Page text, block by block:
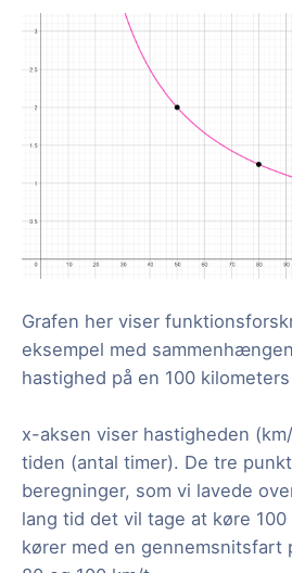
Grafen her viser
eksempel med
hastighed på en 100
x-aksen viser hastigheden
tiden (antal timer). De tre
beregninger, som vi lavede
lang tid det vil tage at køre
kører med en gennemsnitsfart